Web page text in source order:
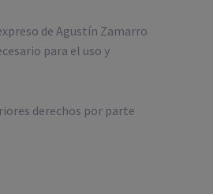
de Agustín Zamarro
para el uso y
derechos por parte